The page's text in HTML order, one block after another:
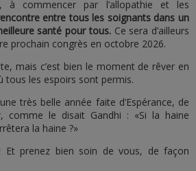
à commencer par l’allopathie et les
entre tous les soignants dans un
santé pour tous.Ce sera d’ailleurs
prochain congrès en octobre 2026.
mais c’est bien le moment de rêver en
tous les espoirs sont permis.
très belle année faite d’Espérance, de
comme le disait Gandhi : «Si la haine
la haine ?»
Et prenez bien soin de vous, de façon